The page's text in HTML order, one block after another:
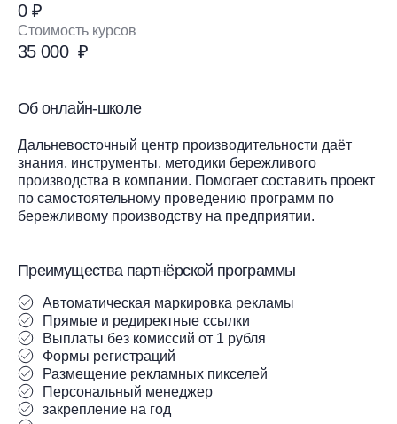
0 ₽
Стоимость курсов
35 000 ₽
Об онлайн-школе
Дальневосточный центр производительности даёт
знания, инструменты, методики бережливого
производства в компании. Помогает составить проект
по самостоятельному проведению программ по
бережливому производству на предприятии.
Преимущества партнёрской программы
Автоматическая маркировка рекламы
Прямые и редиректные ссылки
Выплаты без комиссий от 1 рубля
Формы регистраций
Размещение рекламных пикселей
Персональный менеджер
закрепление на год